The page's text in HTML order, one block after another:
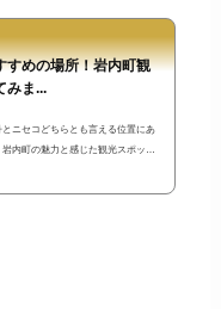
していた時間帯のものです。ここ
すめの場所！岩内町観
みま...
ニセコどちらとも言える位置にあ
内町の魅力と感じた観光スポッ